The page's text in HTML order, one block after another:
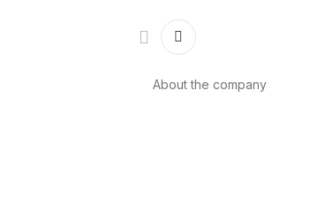
About the company